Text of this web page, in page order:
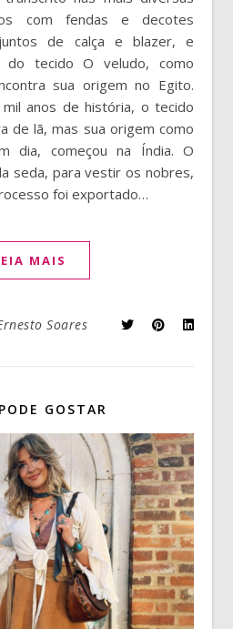
com fendas e decotes
de calça e blazer, e
do tecido O veludo, como
sua origem no Egito.
anos de história, o tecido
de lã, mas sua origem como
dia, começou na Índia. O
seda, para vestir os nobres,
foi exportado…
MAIS
Soares
GOSTAR